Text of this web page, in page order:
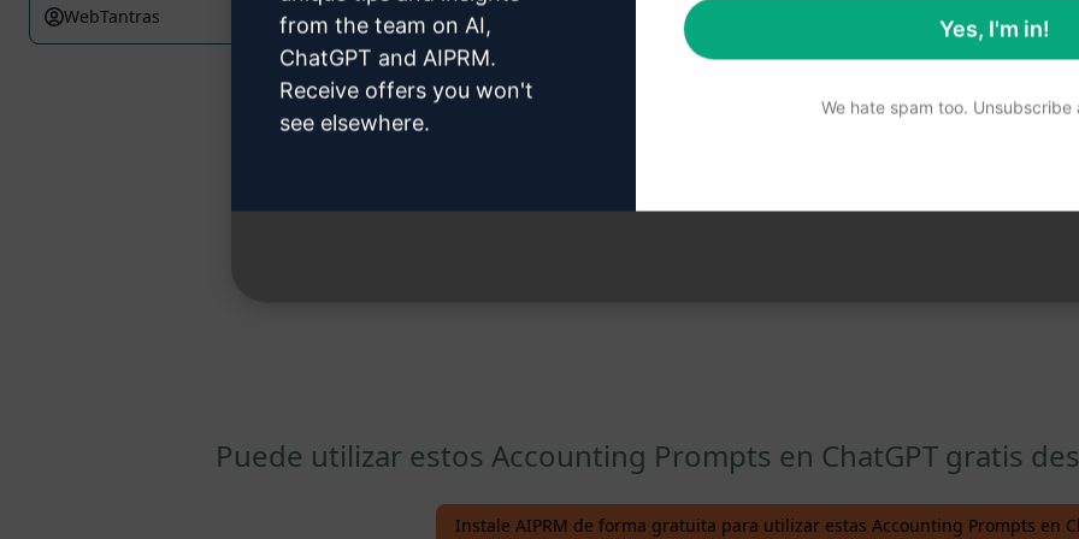
WebTantras March 12, 2023 Facts On Tap April 11, 2023
Puede utilizar estos Accounting Prompts en ChatGPT gratis
Instale AIPRM de forma gratuita para utilizar estas Accounting Prompts en
from the team on AI,
ChatGPT and AIPRM.
Receive offers you won't
see elsewhere.
Yes, I'm in!
We hate spam too. Unsubscribe